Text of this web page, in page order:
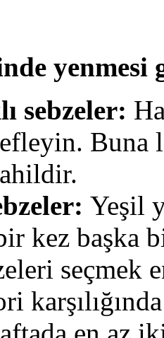
yenmesi
sebzeler:
Buna
Yeşil
kez başka
seçmek